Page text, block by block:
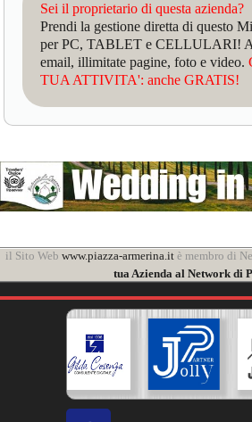
Sei il proprietario di questa azienda?
Prendi la gestione diretta di questo
per PC, TABLET e CELLULARI!
email, illimitate pagine, foto e video.
TUA ATTIVITA': anche GRATIS!
il Sito Web www.piazza-armerina.itè membro di
tua Azienda al Network di